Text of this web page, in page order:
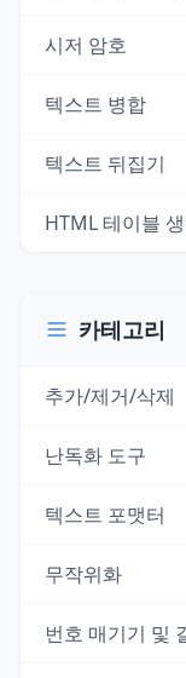
시저 암호
텍스트 병합
텍스트 뒤집기
HTML 테이블
카테고리
추가/제거/삭제
난독화 도구
텍스트 포맷터
무작위화
번호 매기기 및